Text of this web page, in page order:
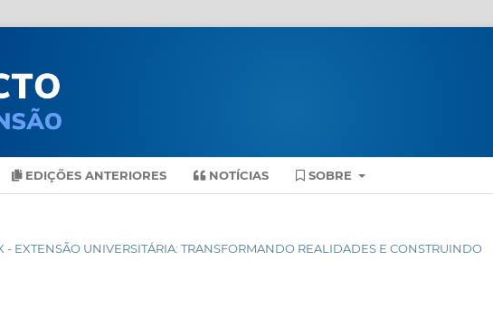
EDIÇÕES ANTERIORES NOTÍCIAS SOBRE
- EXTENSÃO UNIVERSITÁRIA: TRANSFORMANDO REALIDADES E CONSTRUINDO